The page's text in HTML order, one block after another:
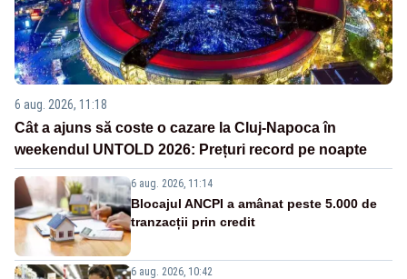
6 aug. 2026, 11:18
Cât a ajuns să coste o cazare la Cluj-Napoca în
weekendul UNTOLD 2026: Prețuri record pe noapte
6 aug. 2026, 11:14
Blocajul ANCPI a amânat peste 5.000 de
tranzacții prin credit
6 aug. 2026, 10:42